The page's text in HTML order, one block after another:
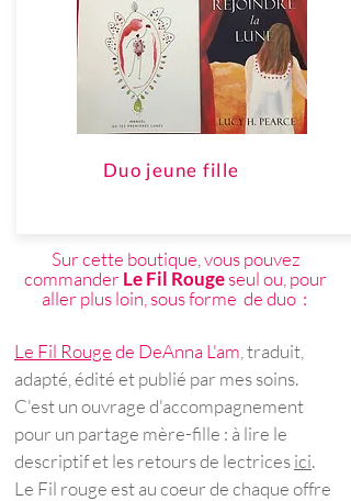
Duo jeune fille
Sur cette boutique, vous pouvez
commanderLe Fil Rougeseul ou, pour
aller plus loin, sous forme de duo :
Le Fil Rougede DeAnna L'am , traduit,
adapté, édité et publié par mes soins.
C'estun ouvrage d'accompagnement
pour un partage mère-fille : à lire le
descriptif et les retours de lectricesici.
Le Fil rouge est au coeur de chaque offre